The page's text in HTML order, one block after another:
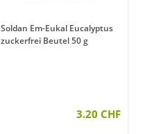
Soldan Em-Eukal Eucalyptus
zuckerfrei Beutel 50 g
3.20 CHF